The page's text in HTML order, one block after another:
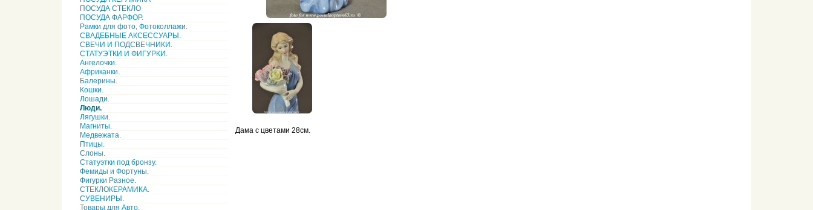
ПОСУДА СТЕКЛО
ПОСУДА ФАРФОР.
Рамки для фото, Фотоколлажи.
СВАДЕБНЫЕ АКСЕССУАРЫ.
СВЕЧИ И ПОДСВЕЧНИКИ.
СТАТУЭТКИ И ФИГУРКИ.
Ангелочки.
Африканки.
Балерины.
Кошки.
Лошади.
Люди.
Лягушки.
Магниты.
Медвежата.
Птицы.
Слоны.
Статуэтки под бронзу.
Фемиды и Фортуны.
Фигурки Разное.
СТЕКЛОКЕРАМИКА.
СУВЕНИРЫ.
Товары для Авто.
Дама с цветами 28см.